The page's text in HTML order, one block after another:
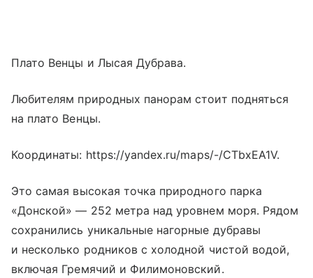
Плато Венцы и Лысая Дубрава.
Любителям природных панорам стоит подняться
на плато Венцы.
Координаты: https://yandex.ru/maps/-/CTbxEA1V.
Это самая высокая точка природного парка
«Донской» — 252 метра над уровнем моря. Рядом
сохранились уникальные нагорные дубравы
и несколько родников с холодной чистой водой,
включая Гремячий и Филимоновский.